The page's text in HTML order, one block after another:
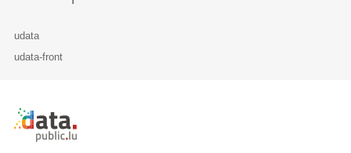
udata
udata-front
Retour à l'accueil de data.public.lu